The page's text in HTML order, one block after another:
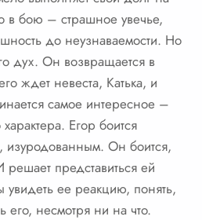
в бою – страшное увечье,
до неузнаваемости. Но
дух. Он возвращается в
ждет невеста, Катька, и
самое интересное –
Егор боится
изуродованным. Он боится,
представиться ей
увидеть ее реакцию, понять,
его, несмотря ни на что.